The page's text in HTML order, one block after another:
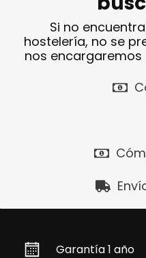
Si no
hostelería, no se
nos
Garantía 1 año